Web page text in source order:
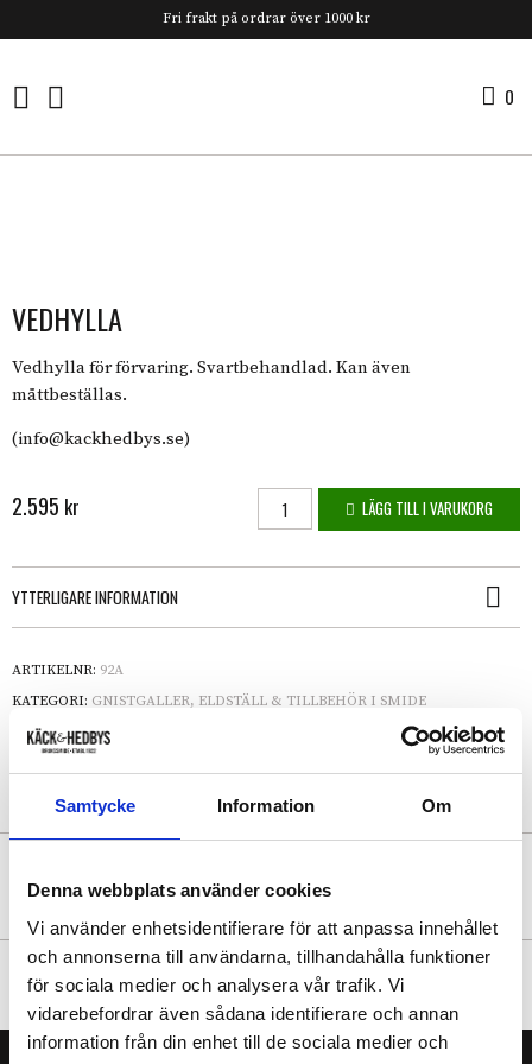
Samtycke Information Om
Denna webbplats använder cookies
Vi använder enhetsidentifierare för att anpassa innehållet
och annonserna till användarna, tillhandahålla funktioner
för sociala medier och analysera vår trafik. Vi
vidarebefordrar även sådana identifierare och annan
information från din enhet till de sociala medier och
Fri frakt på ordrar över 1000 kr
0
VEDHYLLA
Vedhylla för förvaring. Svartbehandlad. Kan även
måttbeställas.
(info@kackhedbys.se)
2.595 kr Vedhylla mängdLÄGG TILL I VARUKORG
YTTERLIGARE INFORMATION
ARTIKELNR: 92A
KATEGORI: GNISTGALLER, ELDSTÄLL & TILLBEHÖR I SMIDE
NYHETSBREV
FÖLJ OSS